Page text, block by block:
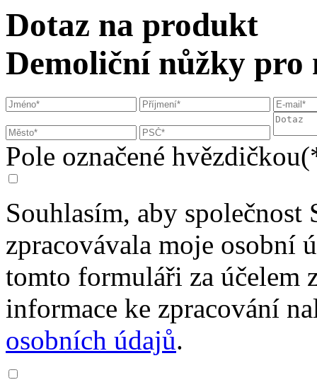
Dotaz na produkt
Demoliční nůžky pro
Pole označené
Souhlasím, aby společnost
zpracovávala moje osobní
tomto formuláři za účelem
informace ke zpracování
osobních údajů.